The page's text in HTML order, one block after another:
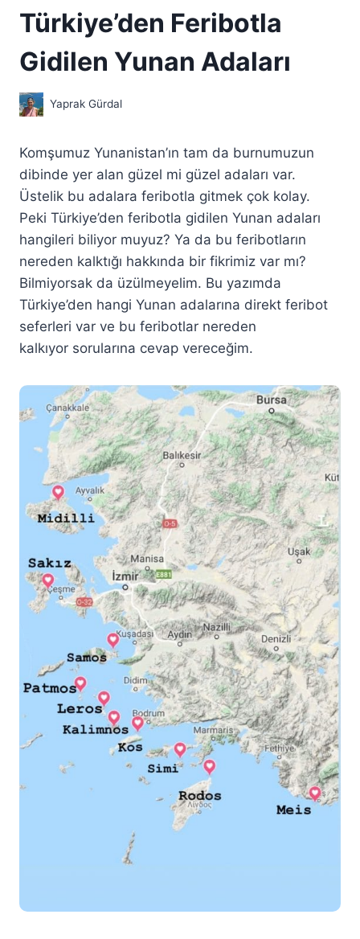
Türkiye’den Feribotla
Gidilen Yunan Adaları
Yaprak Gürdal
Komşumuz Yunanistan’ın tam da burnumuzun
dibinde yer alan güzel mi güzel adaları var.
Üstelik bu adalara feribotla gitmek çok kolay.
Peki Türkiye’den feribotla gidilen Yunan adaları
hangileri biliyor muyuz? Ya da bu feribotların
nereden kalktığı hakkında bir fikrimiz var mı?
Bilmiyorsak da üzülmeyelim. Bu yazımda
Türkiye’den hangi Yunan adalarına direkt feribot
seferleri var ve bu feribotlar nereden
kalkıyor sorularına cevap vereceğim.